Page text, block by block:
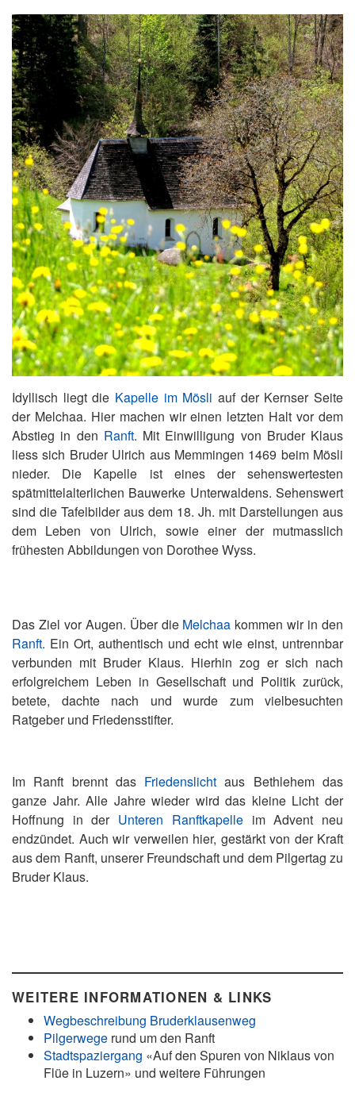
Idyllisch liegt die Kapelle im Mösli auf der Kernser Seite
der Melchaa. Hier machen wir einen letzten Halt vor dem
Abstieg in den Ranft. Mit Einwilligung von Bruder Klaus
liess sich Bruder Ulrich aus Memmingen 1469 beim Mösli
nieder. Die Kapelle ist eines der sehenswertesten
spätmittelalterlichen Bauwerke Unterwaldens. Sehenswert
sind die Tafelbilder aus dem 18. Jh. mit Darstellungen aus
dem Leben von Ulrich, sowie einer der mutmasslich
frühesten Abbildungen von Dorothee Wyss.
Das Ziel vor Augen. Über die Melchaa kommen wir in den
Ranft. Ein Ort, authentisch und echt wie einst, untrennbar
verbunden mit Bruder Klaus. Hierhin zog er sich nach
erfolgreichem Leben in Gesellschaft und Politik zurück,
betete, dachte nach und wurde zum vielbesuchten
Ratgeber und Friedensstifter.
Im Ranft brennt das Friedenslicht aus Bethlehem das
ganze Jahr. Alle Jahre wieder wird das kleine Licht der
Hoffnung in der Unteren Ranftkapelleim Advent neu
endzündet. Auch wir verweilen hier, gestärkt von der Kraft
aus dem Ranft, unserer Freundschaft und dem Pilgertag zu
Bruder Klaus.
WEITERE INFORMATIONEN & LINKS
Wegbeschreibung Bruderklausenweg
Pilgerwege rund um den Ranft
Stadtspaziergang «Auf den Spuren von Niklaus von
Flüe in Luzern» und weitere Führungen